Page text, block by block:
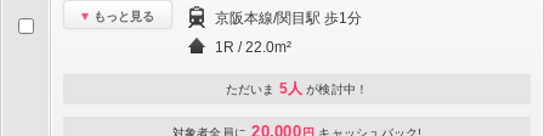
もっと見る
京阪本線/関目駅 歩1分
1R / 22.0m²
ただいま 5人 が検討中！
対象者全員に 20,000 円 キャッシュバック!